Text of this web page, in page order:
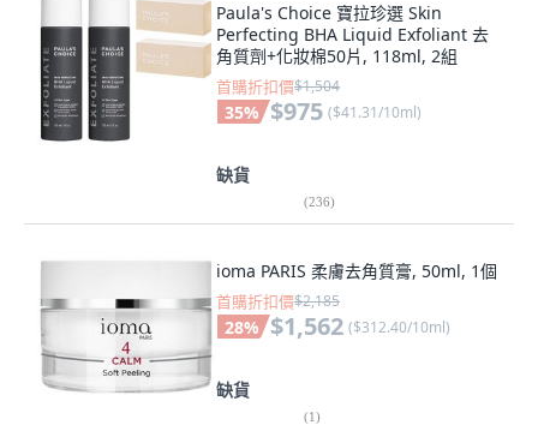
Paula's Choice 寶拉珍選 Skin
Perfecting BHA Liquid Exfoliant 去
角質劑+化妝棉50片, 118ml, 2組
首購折扣價$1,504
35% $975 ($41.31/10ml)
缺貨
(236)
ioma PARIS 柔膚去角質膏, 50ml, 1個
首購折扣價$2,185
28% $1,562 ($312.40/10ml)
缺貨
(1)